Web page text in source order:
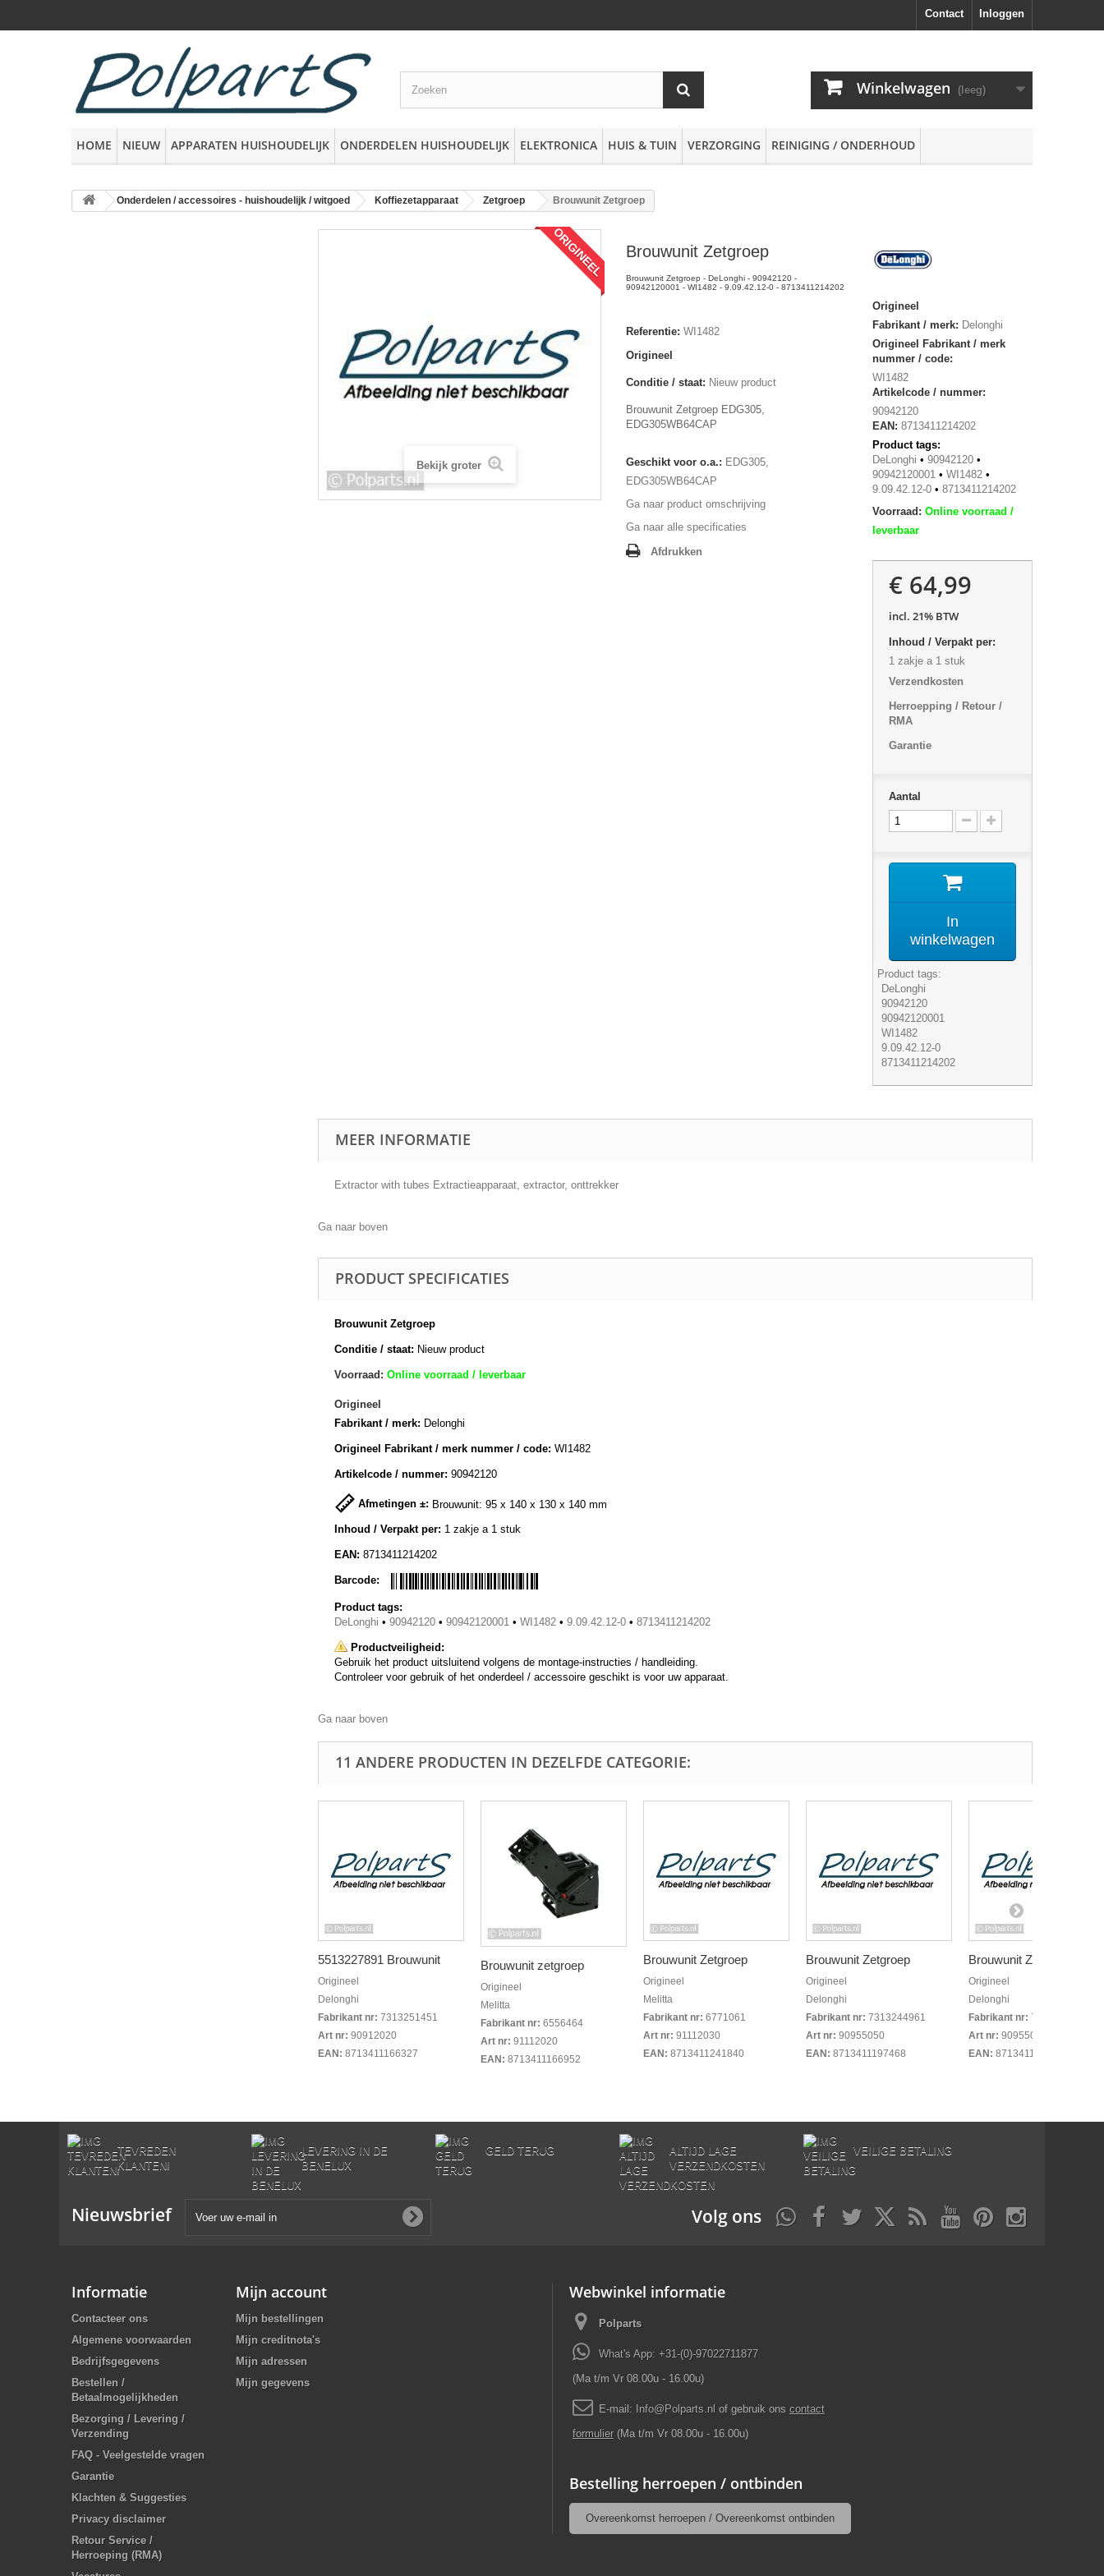
Inloggen
Contact
Winkelwagen (leeg)
HOME NIEUW APPARATEN HUISHOUDELIJK ONDERDELEN HUISHOUDELIJK ELEKTRONICA HUIS & TUIN VERZORGING REINIGING / ONDERHOUD
Onderdelen / accessoires - huishoudelijk / witgoed Koffiezetapparaat Zetgroep Brouwunit Zetgroep
ORIGINEEL
Bekijk groter
Brouwunit Zetgroep
Brouwunit Zetgroep - DeLonghi - 90942120 -
90942120001 - WI1482 - 9.09.42.12-0 - 8713411214202
Referentie: WI1482
Origineel
Conditie / staat: Nieuw product
Brouwunit Zetgroep EDG305,
EDG305WB64CAP
Geschikt voor o.a.: EDG305,
EDG305WB64CAP
Ga naar product omschrijving
Ga naar alle specificaties
Afdrukken
Origineel
Fabrikant / merk: Delonghi
Origineel Fabrikant / merk
nummer / code:
WI1482
Artikelcode / nummer:
90942120
EAN: 8713411214202
Product tags:
DeLonghi • 90942120•
90942120001 • WI1482•
9.09.42.12-0• 8713411214202
Voorraad: Online voorraad /
leverbaar
€ 64,99
incl. 21% BTW
Inhoud / Verpakt per:
1 zakje a 1 stuk
Verzendkosten
Herroepping / Retour /
RMA
Garantie
Aantal
In
winkelwagen
Product tags:
DeLonghi
90942120
90942120001
WI1482
9.09.42.12-0
8713411214202
MEER INFORMATIE
Extractor with tubes Extractieapparaat, extractor, onttrekker
Ga naar boven
PRODUCT SPECIFICATIES
Brouwunit Zetgroep
Conditie / staat: Nieuw product
Voorraad: Online voorraad / leverbaar
Origineel
Fabrikant / merk: Delonghi
Origineel Fabrikant / merk nummer / code: WI1482
Artikelcode / nummer: 90942120
Afmetingen ±: Brouwunit: 95 x 140 x 130 x 140 mm
Inhoud / Verpakt per: 1 zakje a 1 stuk
EAN: 8713411214202
Barcode:
Product tags:
DeLonghi • 90942120 • 90942120001 • WI1482 • 9.09.42.12-0 • 8713411214202
Productveiligheid:
Gebruik het product uitsluitend volgens de montage-instructies / handleiding.
Controleer voor gebruik of het onderdeel / accessoire geschikt is voor uw apparaat.
Ga naar boven
11 ANDERE PRODUCTEN IN DEZELFDE CATEGORIE:
5513227891 Brouwunit
Origineel
Delonghi
Fabrikant nr: 7313251451
Art nr: 90912020
EAN: 8713411166327
Brouwunit zetgroep
Origineel
Melitta
Fabrikant nr: 6556464
Art nr: 91112020
EAN: 8713411166952
Brouwunit Zetgroep
Origineel
Melitta
Fabrikant nr: 6771061
Art nr: 91112030
EAN: 8713411241840
Brouwunit Zetgroep
Origineel
Delonghi
Fabrikant nr: 7313244961
Art nr: 90955050
EAN: 8713411197468
Brouwunit Zetgroep
Origineel
Delonghi
Fabrikant nr: 7313244971
Art nr: 90955090
EAN: 8713411197505
TEVREDEN
KLANTEN!
LEVERING IN DE
BENELUX
GELD TERUG
ALTIJD LAGE
VERZENDKOSTEN
VEILIGE BETALING
Nieuwsbrief Volg ons
Informatie
Contacteer ons
Algemene voorwaarden
Bedrijfsgegevens
Bestellen /
Betaalmogelijkheden
Bezorging / Levering /
Verzending
FAQ - Veelgestelde vragen
Garantie
Klachten & Suggesties
Privacy disclaimer
Retour Service /
Herroeping (RMA)
Mijn account
Mijn bestellingen
Mijn creditnota's
Mijn adressen
Mijn gegevens
Webwinkel informatie
Polparts
What's App: +31-(0)-97022711877
(Ma t/m Vr 08.00u - 16.00u)
E-mail: Info@ Polparts.nl of gebruik ons contact
formulier (Ma t/m Vr 08.00u - 16.00u)
Bestelling herroepen / ontbinden
Overeenkomst herroepen / Overeenkomst ontbinden